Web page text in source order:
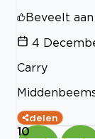
Beveelt aan
4
Carry
delen
10